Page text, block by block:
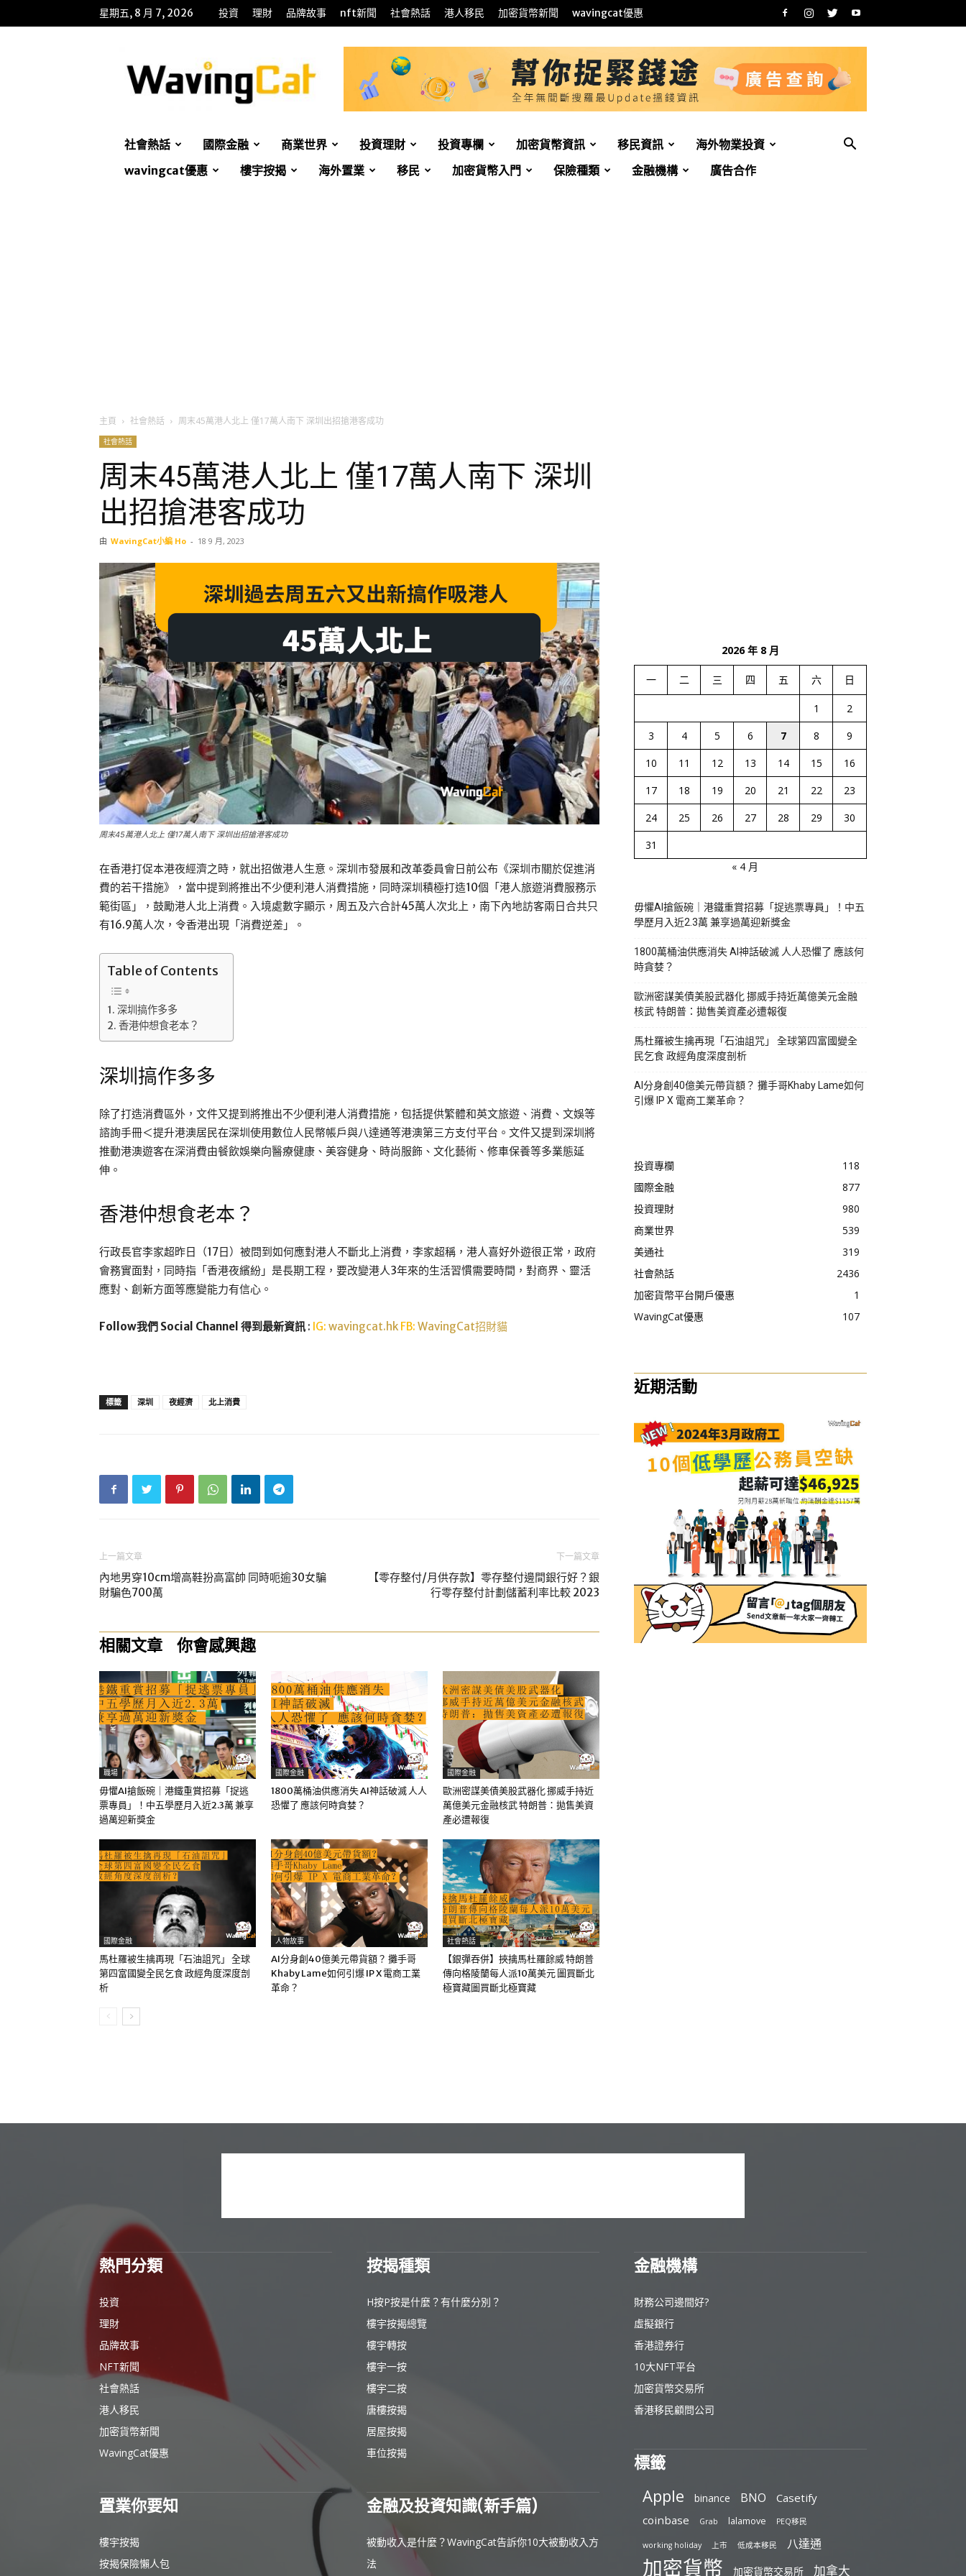
星期五, 8 月 7, 2026 投資 理財 品牌故事 nft新聞 社會熱話 港人移民 加密貨幣新聞 wavingcat優惠
招
財
貓
社會熱話 國際金融 商業世界 投資理財 投資專欄 加密貨幣資訊 移民資訊
海外物業投資
wavingcat優惠
樓宇按揭 海外置業 移民 加密貨幣入門 保險種類 金融機構 廣告合作
主頁 社會熱話 周末45萬港人北上 僅17萬人南下 深圳出招搶港客成功
社會熱話
周末45萬港人北上 僅17萬人南下 深圳
出招搶港客成功
由 WavingCat小編 Ho - 18 9 月, 2023
周末45萬港人北上 僅17萬人南下 深圳出招搶港客成功
在香港打促本港夜經濟之時，就出招做港人生意。深圳市發展和改革委員會日前公布《深圳市關於促進消
費的若干措施》，當中提到將推出不少便利港人消費措施，同時深圳積極打造10個「港人旅遊消費服務示
範街區」，鼓勵港人北上消費。入境處數字顯示，周五及六合計45萬人次北上，南下內地訪客兩日合共只
有16.9萬人次，令香港出現「消費逆差」。
Table of Contents
深圳搞作多多
香港仲想食老本？
深圳搞作多多
除了打造消費區外，文件又提到將推出不少便利港人消費措施，包括提供繁體和英文旅遊、消費、文娛等
諮詢手冊＜提升港澳居民在深圳使用數位人民幣帳戶與八達通等港澳第三方支付平台。文件又提到深圳將
推動港澳遊客在深消費由餐飲娛樂向醫療健康、美容健身、時尚服飾、文化藝術、修車保養等多業態延
伸。
香港仲想食老本？
行政長官李家超昨日（17日）被問到如何應對港人不斷北上消費，李家超稱，港人喜好外遊很正常，政府
會務實面對，同時指「香港夜繽紛」是長期工程，要改變港人3年來的生活習慣需要時間，對商界、靈活
應對、創新方面等應變能力有信心。
Follow我們 Social Channel 得到最新資訊 : IG: wavingcat.hkFB: WavingCat招財貓
標籤 深圳 夜經濟 北上消費
上一篇文章
內地男穿10cm增高鞋扮高富帥 同時呃逾30女騙
財騙色700萬
下一篇文章
【零存整付/月供存款】零存整付邊間銀行好？銀
行零存整付計劃儲蓄利率比較 2023
相關文章 你會感興趣
職場
毋懼AI搶飯碗｜港鐵重賞招募「捉逃
票專員」！中五學歷月入近2.3萬 兼享
過萬迎新獎金
國際金融
1800萬桶油供應消失 AI神話破滅 人人
恐懼了 應該何時貪婪？
國際金融
歐洲密謀美債美股武器化 挪威手持近
萬億美元金融核武 特朗普：拋售美資
產必遭報復
國際金融
馬杜羅被生擒再現「石油詛咒」 全球
第四富國變全民乞食 政經角度深度剖
析
人物故事
AI分身創40億美元帶貨額？ 攤手哥
Khaby Lame如何引爆 IP X 電商工業
革命？
社會熱話
【銀彈吞併】挾擒馬杜羅餘威 特朗普
傳向格陵蘭每人派10萬美元 圖買斷北
極寶藏圖買斷北極寶藏
2026 年 8 月
一 二 三 四 五 六 日
1
2
3
4 5 6 7 8
9
10
11 12 13 14 15
16
17
18 19 20 21 22
23
24
25 26 27 28 29
30
31
« 4 月
毋懼AI搶飯碗｜港鐵重賞招募「捉逃票專員」！中五
學歷月入近2.3萬 兼享過萬迎新獎金
1800萬桶油供應消失 AI神話破滅 人人恐懼了 應該何
時貪婪？
歐洲密謀美債美股武器化 挪威手持近萬億美元金融
核武 特朗普：拋售美資產必遭報復
馬杜羅被生擒再現「石油詛咒」 全球第四富國變全
民乞食 政經角度深度剖析
AI分身創40億美元帶貨額？ 攤手哥Khaby Lame如何
引爆 IP X 電商工業革命？
投資專欄
118
國際金融
877
投資理財
980
商業世界
539
美通社
319
社會熱話
2436
加密貨幣平台開戶優惠
1
WavingCat優惠
107
近期活動
熱門分類
投資
理財
品牌故事
NFT新聞
社會熱話
港人移民
加密貨幣新聞
WavingCat優惠
置業你要知
樓宇按揭
按揭保險懶人包
按揭種類
H按P按是什麼？有什麼分別？
樓宇按揭總覽
樓宇轉按
樓宇一按
樓宇二按
唐樓按揭
居屋按揭
車位按揭
金融及投資知識(新手篇)
被動收入是什麼？WavingCat告訴你10大被動收入方
法
金融機構
財務公司邊間好?
虛擬銀行
香港證券行
10大NFT平台
加密貨幣交易所
香港移民顧問公司
標籤
Apple binance BNO
Casetify
coinbase
Grab lalamove PEQ移民
working holiday 上市 低成本移民 八達通
加密貨幣 加密貨幣交易所 加拿大